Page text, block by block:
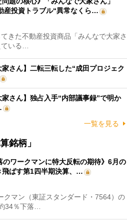
産投資トラブル“異常なくら…
きた不動産投資商品「みんなで大家さ
いる…
家さん】二転三転した“成田プロジェク
家さん】独占入手“内部議事録”で明か
一覧を見る
銘柄」
のワークマンに特大反転の期待》6月の
飛ばす第1四半期決算、…
マン（東証スタンダード・7564）の
34％下落…